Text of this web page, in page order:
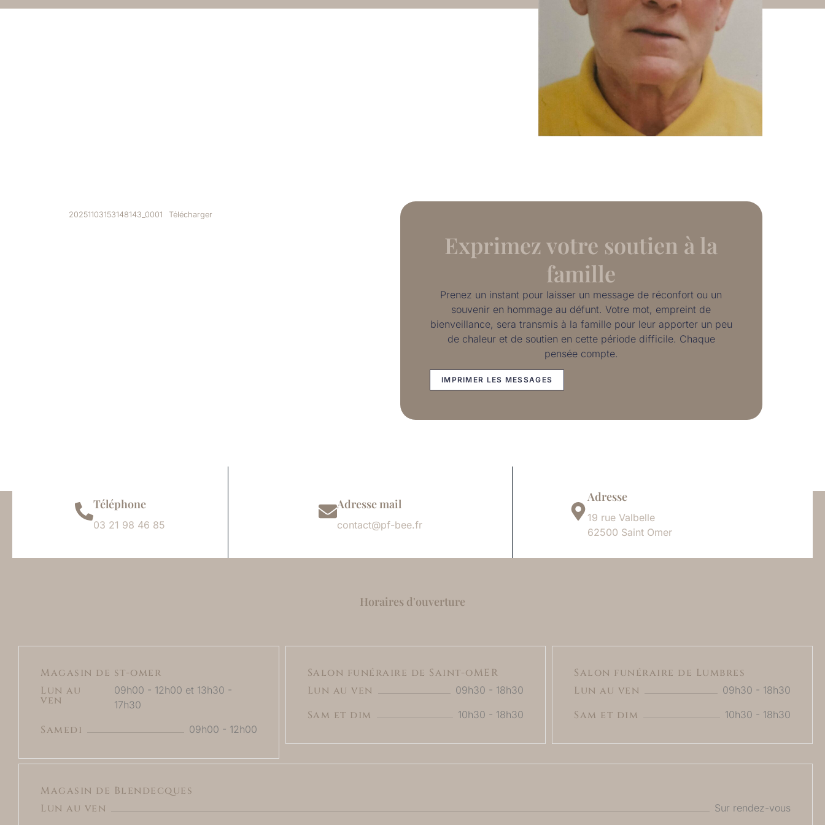
20251103153148143_0001 Télécharger
Exprimez votre soutien à la
famille
Prenez un instant pour laisser un message de réconfort ou un
souvenir en hommage au défunt. Votre mot, empreint de
bienveillance, sera transmis à la famille pour leur apporter un peu
de chaleur et de soutien en cette période difficile. Chaque
pensée compte.
IMPRIMER LES MESSAGES
Téléphone
03 21 98 46 85
Adresse mail
contact@pf-bee.fr
Adresse
19 rue Valbelle
62500 Saint Omer
Horaires d'ouverture
Magasin de st-omer
Lun au
ven
09h00 - 12h00 et 13h30 -
17h30
Samedi 09h00 - 12h00
Salon funéraire de Saint-oMER
Lun au ven
09h30 - 18h30
Sam et dim 10h30 - 18h30
Salon funéraire de Lumbres
Lun au ven
09h30 - 18h30
Sam et dim 10h30 - 18h30
Magasin de Blendecques
Lun au ven
Sur rendez-vous